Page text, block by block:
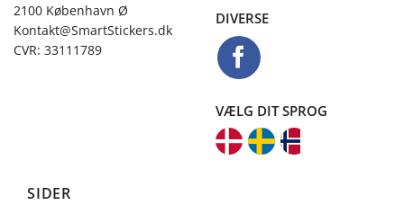
2100 København Ø
Kontakt@SmartStickers.dk
CVR: 33111789
DIVERSE
VÆLG DIT SPROG
SIDER